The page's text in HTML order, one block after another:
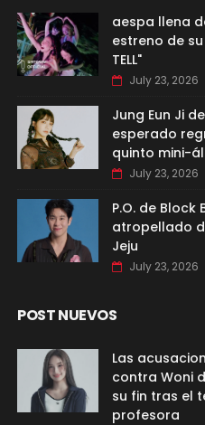
aespa llena
estreno de su
TELL"
July 23, 2026
Jung Eun Ji
esperado
quinto mini-
July 23, 2026
P.O. de
atropellado
Jeju
July 23, 2026
POST NUEVOS
Las
contra Woni
su fin tras el
profesora